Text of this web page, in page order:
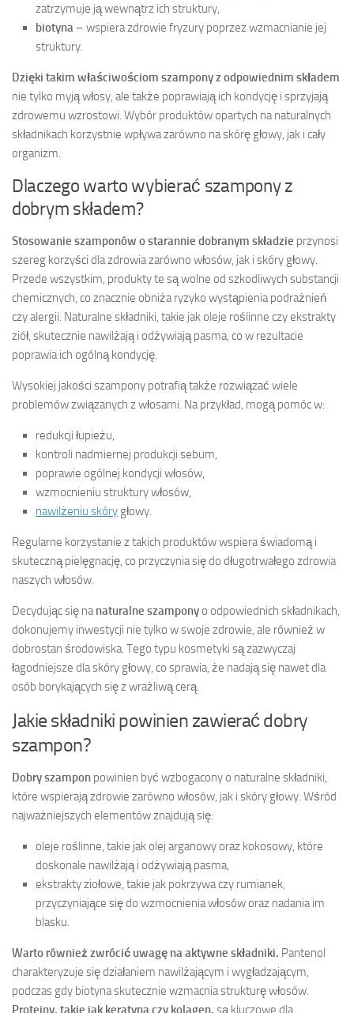
zatrzymuje ją wewnątrz ich struktury,
biotyna – wspiera zdrowie fryzury poprzez wzmacnianie jej
struktury.
Dzięki takim właściwościom szampony z odpowiednim składem
nie tylko myją włosy, ale także poprawiają ich kondycję i sprzyjają
zdrowemu wzrostowi. Wybór produktów opartych na naturalnych
składnikach korzystnie wpływa zarówno na skórę głowy, jak i cały
organizm.
Dlaczego warto wybierać szampony z
dobrym składem?
Stosowanie szamponów o starannie dobranym składzie przynosi
szereg korzyści dla zdrowia zarówno włosów, jak i skóry głowy.
Przede wszystkim, produkty te są wolne od szkodliwych substancji
chemicznych, co znacznie obniża ryzyko wystąpienia podrażnień
czy alergii. Naturalne składniki, takie jak oleje roślinne czy ekstrakty
ziół, skutecznie nawilżają i odżywiają pasma, co w rezultacie
poprawia ich ogólną kondycję.
Wysokiej jakości szampony potrafią także rozwiązać wiele
problemów związanych z włosami. Na przykład, mogą pomóc w:
redukcji łupieżu,
kontroli nadmiernej produkcji sebum,
poprawie ogólnej kondycji włosów,
wzmocnieniu struktury włosów,
nawilżeniu skóry głowy.
Regularne korzystanie z takich produktów wspiera świadomą i
skuteczną pielęgnację, co przyczynia się do długotrwałego zdrowia
naszych włosów.
Decydując się nanaturalne szamponyo odpowiednich składnikach,
dokonujemy inwestycji nie tylko w swoje zdrowie, ale również w
dobrostan środowiska. Tego typu kosmetyki są zazwyczaj
łagodniejsze dla skóry głowy, co sprawia, że nadają się nawet dla
osób borykających się z wrażliwą cerą.
Jakie składniki powinien zawierać dobry
szampon?
Dobry szampon powinien być wzbogacony o naturalne składniki,
które wspierają zdrowie zarówno włosów, jak i skóry głowy. Wśród
najważniejszych elementów znajdują się:
oleje roślinne, takie jak olej arganowy oraz kokosowy, które
doskonale nawilżają i odżywiają pasma,
ekstrakty ziołowe, takie jak pokrzywa czy rumianek,
przyczyniające się do wzmocnienia włosów oraz nadania im
blasku.
Warto również zwrócić uwagę na aktywne składniki. Pantenol
charakteryzuje się działaniem nawilżającym i wygładzającym,
podczas gdy biotyna skutecznie wzmacnia strukturę włosów.
Proteiny, takie jak keratyna czy kolagen, są kluczowe dla